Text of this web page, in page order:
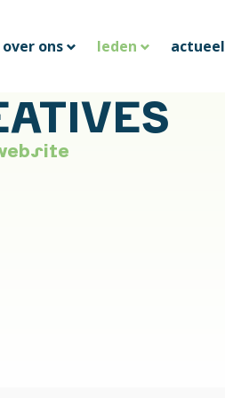
over ons leden actueel